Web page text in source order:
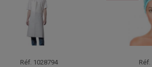
Réf. 1028794 Réf.